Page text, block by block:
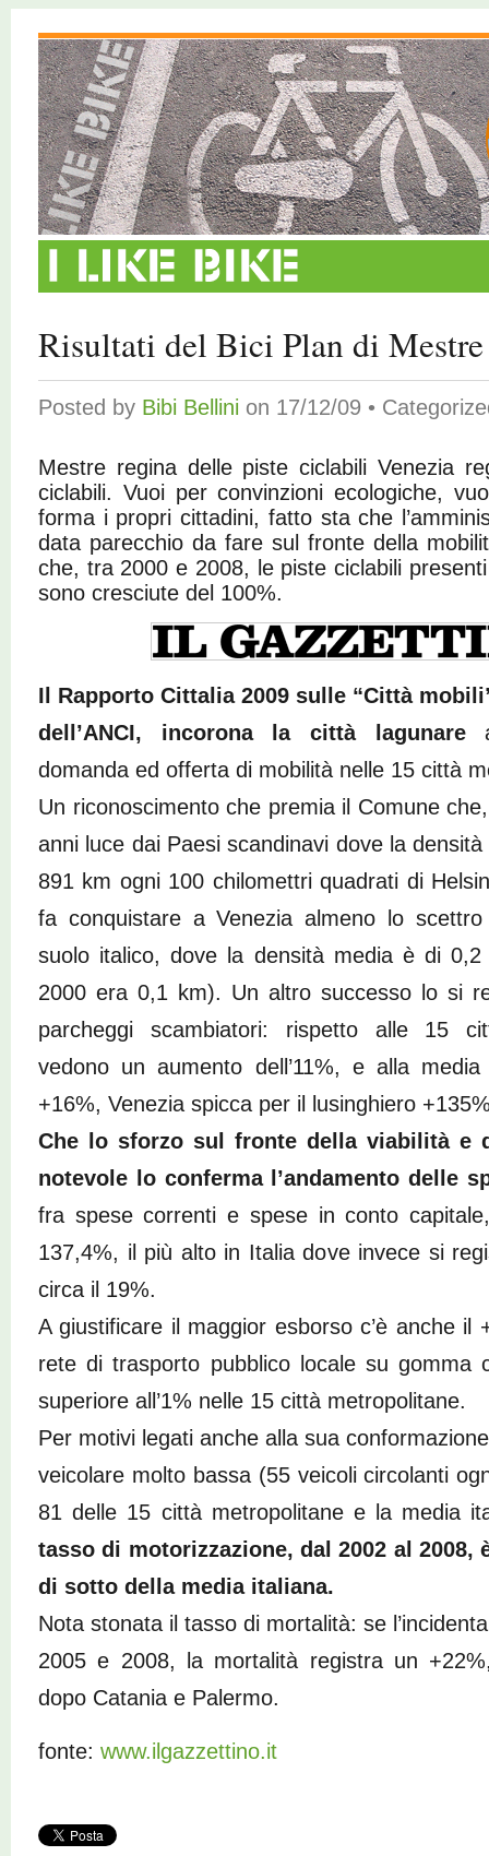
Risultati del Bici Plan di Mestre
Posted by Bibi Bellini on 17/12/09 •
Mestre regina delle piste ciclabili Venezia
ciclabili. Vuoi per convinzioni ecologiche,
forma i propri cittadini, fatto sta che
data parecchio da fare sul fronte della
che, tra 2000 e 2008, le piste ciclabili
sono cresciute del 100%.
Il Rapporto Cittalia 2009 sulle “Città
dell’ANCI, incorona la città lagunare
domanda ed offerta di mobilità nelle 15 città
Un riconoscimento che premia il Comune
anni luce dai Paesi scandinavi dove la
891 km ogni 100 chilomettri quadrati di
fa conquistare a Venezia almeno lo
suolo italico, dove la densità media è di
2000 era 0,1 km). Un altro successo lo si
parcheggi scambiatori: rispetto alle 15
vedono un aumento dell’11%, e alla
+16%, Venezia spicca per il lusinghiero
Che lo sforzo sul fronte della viabilità e
notevole lo conferma l’andamento delle
fra spese correnti e spese in conto
137,4%, il più alto in Italia dove invece si
circa il 19%.
A giustificare il maggior esborso c’è anche il
rete di trasporto pubblico locale su gomma
superiore all’1% nelle 15 città metropolitane.
Per motivi legati anche alla sua
veicolare molto bassa (55 veicoli circolanti
81 delle 15 città metropolitane e la media
tasso di motorizzazione, dal 2002 al 2008,
di sotto della media italiana.
Nota stonata il tasso di mortalità: se
2005 e 2008, la mortalità registra un
dopo Catania e Palermo.
fonte: www.ilgazzettino.it